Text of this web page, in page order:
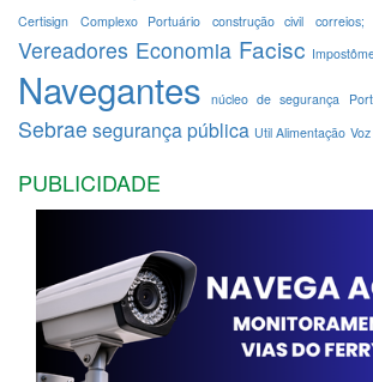
Certisign Complexo Portuário construção civil correios;
Vereadores Economia Facisc
Navegantes núcleo de segurança
Sebrae segurança pública Util Alimentação
PUBLICIDADE